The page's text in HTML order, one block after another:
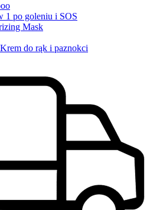
1 po goleniu i SOS
Mask
do rąk i paznokci